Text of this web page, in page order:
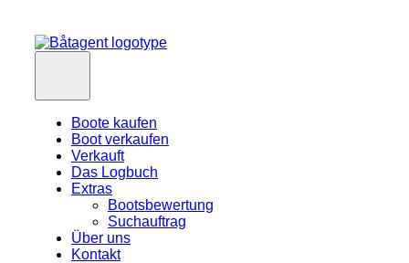
Boote kaufen
Boot verkaufen
Verkauft
Das Logbuch
Extras
Bootsbewertung
Suchauftrag
Über uns
Kontakt